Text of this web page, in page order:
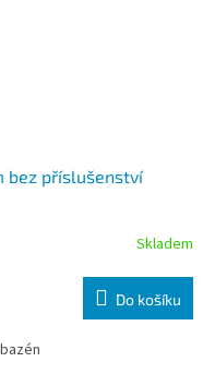
bez příslušenství
Skladem
Do košíku